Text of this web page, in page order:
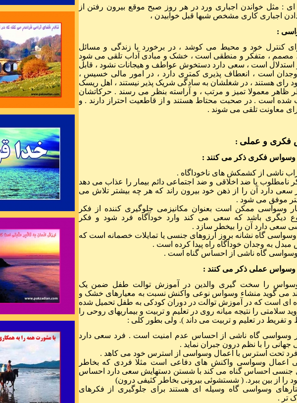
رسید مژده که ایام غم نخواهد ماند
چنان نمانده است و
در مشورت همه را به همکاری
سینه از آتش دل در غم جانانه
آتشی بود در این
تنم از واسطه دوری دلبر بگداخت
جانم از آتش
دور اندیشی آری ، دیر
« مردان جوان برای اختراع مناسب
برای اجرا مناسب ترند تا
برای پروژه های نو مناسب ترند
فرانسیس
ای : مثل خواندن اجباری ورد در هر روز صبح موقع بیرون رفتن از
اجباری کاری مشخص شبها قبل خوابیدن ،
:
کنترل خود و محیط می کوشد ، در برخورد با زندگی و مسائل
مصمم ، متفکر و منطقی است ، خشک و مبادی آداب تلقی می شود
استدلال است ، سعی دارد دستخوش عواطف و هیجانات نشود ، قابل
وجدان است ، انعطاف پذیری کمتری دارد ، در امور مالی خسیس ،
هستند ، در شغلشان به سادگی شریک پذیر نیستند ، اهل ریسک
ظاهر معمولا تمیز و مرتب ، و آراسته بنظر می رسند . حرکاتشان
است . در صحبت محتاط هستند و از قاطعیت احتراز دارند . و
معاونت تلقی می شوند .
فکری و عملی :
وسواس فکری ذکر می کنند :
ناشی از کشمکش های ناخوداگاه .
نامطلوب یا ضد اخلاقی و ضد اجتماعی دائم بیمار را عذاب می دهد
سعی دارد آن را از ذهن خود بیرون راند که هر چه بیشتر تلاش می
موفق می شود .
وسواسی ممکن است بعنوان مکانیزمی جلوگیری کننده از فکر
دیگری باشد که سعی می کند وارد خودآگاه فرد شود و فکر
سعی دارد آن را بیخطر سازد .
وسواسی گاه نشانه بروز آرزوهای جنسی یا تمایلات خصمانه است که
مبدل به وجدان خودآگاه راه پیدا کرده است .
وسواسی گاه ناشی از احساس گناه است .
وسواس عملی ذکر می کنند :
را سخت گیری والدین در آموزش توالت طفل ضمن یک
می گوید منشاء وسواس نوعی واکنش نسبت به معیارهای خشک و
ای است که در آموزش توالت در دوران کودکی به طفل تحمیل شده
سلامتی را نتیجه میانه روی در تعلیم و تربیت و بیماریهای روحی را
و تفریط در تعلیم و تربیت می داند ). ولی بطور کلی :
وسواسی گاه ناشی از احساس عدم امنیت است . فرد سعی دارد
جهانی را با نظم درون جبران نماید .
تحت استرس با اعمال وسواسی از استرس خود می کاهد .
اعمال وسواسی واکنش های دفاعی است مثلا فردی که بخاطر
جنسی احساس گناه می کند با شستن دستهایش سعی دارد احساس
را از بین ببرد. ( شستشوئی بیرونی بخاطر کثیفی درون)
وسواسی گاه وسیله ای هستند برای جلوگیری از فکرهای
تر .